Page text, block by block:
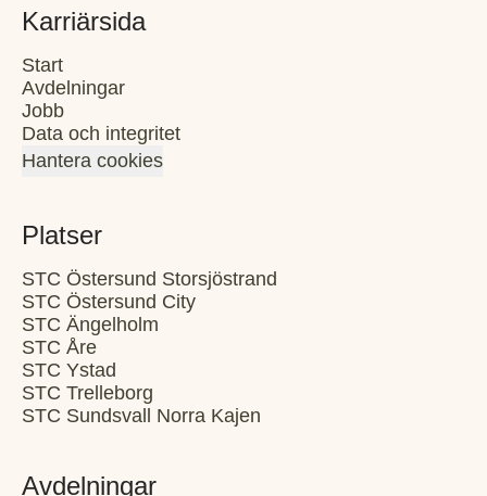
Karriärsida
Start
Avdelningar
Jobb
Data och integritet
Hantera cookies
Platser
STC Östersund Storsjöstrand
STC Östersund City
STC Ängelholm
STC Åre
STC Ystad
STC Trelleborg
STC Sundsvall Norra Kajen
Avdelningar